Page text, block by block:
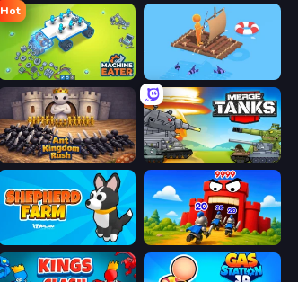
Hot
Machine Eater Fishland
Ant Kingdom Rush Merge Master Tanks: Tank Wars
Shepherd Farm TimeWarriors